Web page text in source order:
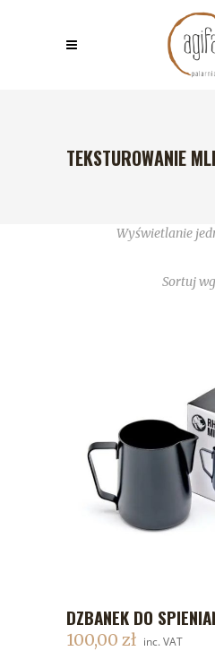
TEKSTUROWANIE
Wyświetlanie
Sortuj
DODAJ
DZBANEK DO
100,00 zł inc. VAT